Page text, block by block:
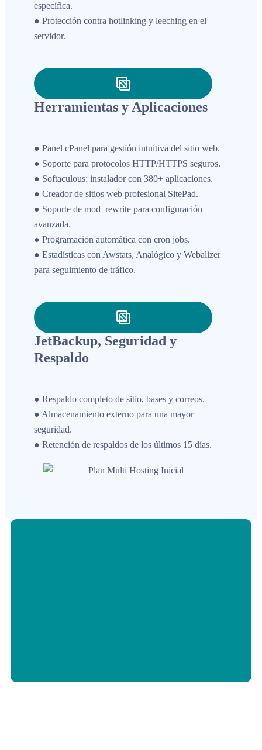
específica.
● Protección contra hotlinking y leeching en el
servidor.
Herramientas y Aplicaciones
● Panel cPanel para gestión intuitiva del sitio web.
● Soporte para protocolos HTTP/HTTPS seguros.
● Softaculous: instalador con 380+ aplicaciones.
● Creador de sitios web profesional SitePad.
● Soporte de mod_rewrite para configuración
avanzada.
● Programación automática con cron jobs.
● Estadísticas con Awstats, Analógico y Webalizer
para seguimiento de tráfico.
JetBackup, Seguridad y
Respaldo
● Respaldo completo de sitio, bases y correos.
● Almacenamiento externo para una mayor
seguridad.
● Retención de respaldos de los últimos 15 días.